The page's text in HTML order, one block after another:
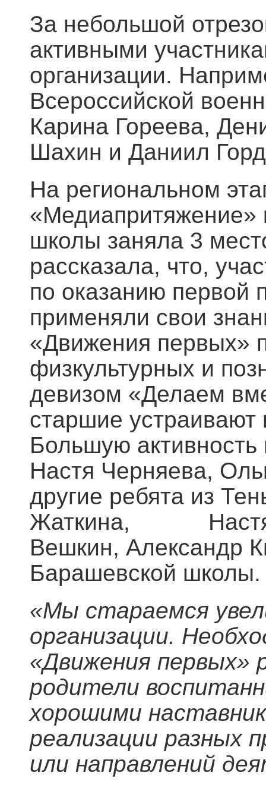
За небольшой
активными
организации.
Всероссийской
Карина Гореева,
Шахин и Даниил
На региональном
«Медиапритяжение»
школы заняла 3
рассказала, что,
по оказанию первой
применяли свои
«Движения первых»
физкультурных и
девизом «Делаем
старшие
Большую
Настя Черняева,
другие ребята из
Жаткина, Настя
Вешкин, Александр
Барашевской школы.
«Мы стараемся
организации.
«Движения первых»
родители
хорошими
реализации разных
или направлений